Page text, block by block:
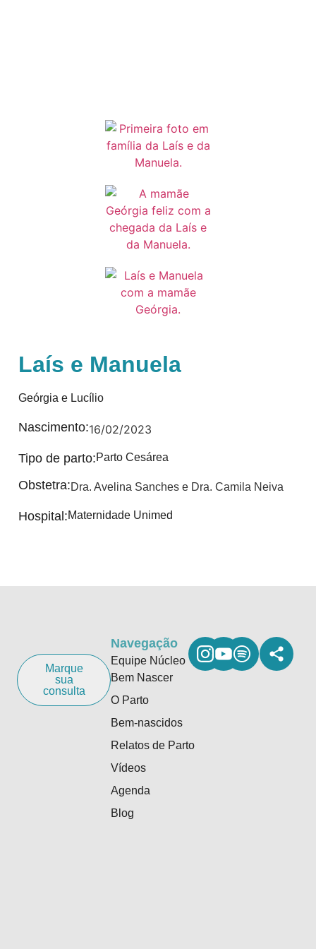
Laís e Manuela
Geórgia e Lucílio
Nascimento:16/02/2023
Tipo de parto:Parto Cesárea
Obstetra:Dra. Avelina Sanches e Dra. Camila Neiva
Hospital:Maternidade Unimed
Marque
sua
consulta
Navegação
Equipe Núcleo
Bem Nascer
O Parto
Bem-nascidos
Relatos de Parto
Vídeos
Agenda
Blog